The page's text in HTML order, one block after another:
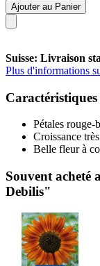
Ajouter au Panier
Suisse: Livraison
Plus d'informations
Pétales rouge-
Croissance
Belle fleur à
Souvent acheté
Debilis"